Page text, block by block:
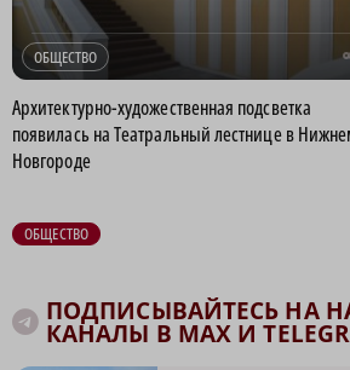
ОБЩЕСТВО
Архитектурно-художественная подсветка
появилась на Театральный лестнице в
Новгороде
ОБЩЕСТВО
ПОДПИСЫВАЙТЕСЬ НА
КАНАЛЫ В MAX И